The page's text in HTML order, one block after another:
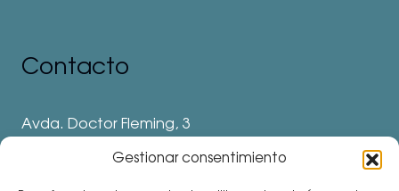
Gestionar consentimiento
Contacto
Avda. Doctor Fleming, 3